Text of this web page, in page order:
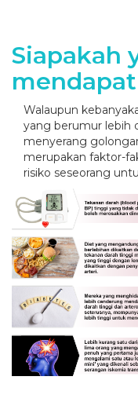
Siapakah
Walaupun
yang berumur lebih
menyerang
merupakan faktor-
risiko seseorang